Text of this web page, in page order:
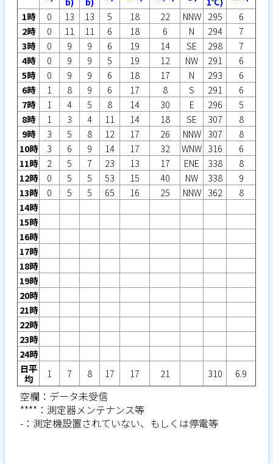
1時
0 13 13 5 18 22 NNW 295
6
2時
0 11 11 6 18 6 N 294
7
3時
0 9 9 6 19 14 SE 298
7
4時
0 9 9 5 19 12 NW 291
6
5時
0 9 9 6 18 17 N 293
6
6時
1 8 9 6 17 8 S 291
6
7時
1 4 5 8 14 30 E 296
5
8時
1 3 4 11 14 18 SE 307
8
9時
3 5 8 12 17 26 NNW 307
8
10時
3 6 9 14 17 32 WNW 316
6
11時
2 5 7 23 13 17 ENE 338
8
12時
0 5 5 53 15 40 NW 338
9
13時
0 5 5 65 16 25 NNW 362
8
14時
15時
16時
17時
18時
19時
20時
21時
22時
23時
24時
日平
均
1 7 8 17 17 21 310 6.9
空欄：データ未受信
****：測定器メンテナンス等
-：測定機設置されていない、もしくは停電等